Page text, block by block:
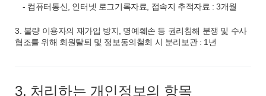
- 컴퓨터통신, 인터넷 로그기록자료, 접속지 추적자료 : 3개월
3. 불량 이용자의 재가입 방지, 명예훼손 등 권리침해 분쟁 및 수사
협조를 위해 회원탈퇴 및 정보동의철회 시 분리보관 : 1년
3. 처리하는 개인정보의 항목